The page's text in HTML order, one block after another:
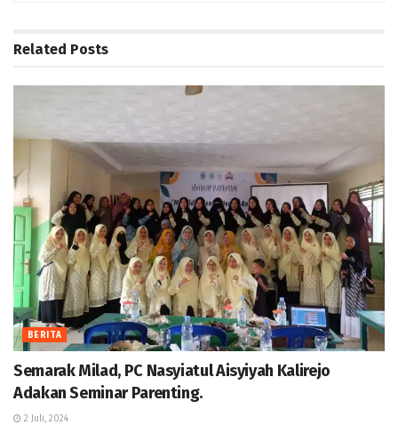
Related Posts
BERITA
Semarak Milad, PC Nasyiatul Aisyiyah Kalirejo
Adakan Seminar Parenting.
2 Juli, 2024